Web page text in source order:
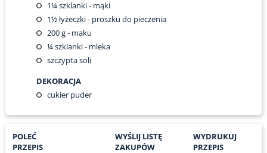
1¼szklanki - mąki
1½łyżeczki - proszku do pieczenia
200g - maku
¼szklanki - mleka
szczypta soli
DEKORACJA
cukier puder
POLEĆ
PRZEPIS
WYŚLIJ LISTĘ
ZAKUPÓW
WYDRUKUJ
PRZEPIS